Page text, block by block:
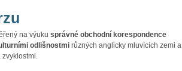
na výuku správné obchodní korespondence
odlišnostmi různých anglicky mluvících zemi a
zvyklostmi.